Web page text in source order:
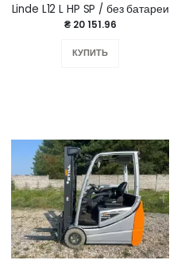
Linde L12 L HP SP / без батареи
₴ 20 151.96
КУПИТЬ